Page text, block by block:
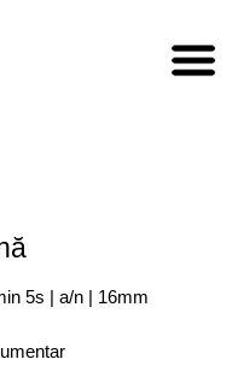
5s | a/n | 16mm